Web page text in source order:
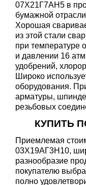
07Х21Г7АН5 в
бумажной
Хорошая
из этой стали
при температуре
и давлении 16
удобрений,
Широко
оборудования.
арматуры,
резьбовых
КУПИТЬ
Приемлемая
03Х19АГ3Н10,
разнообразие
покупателю
полно